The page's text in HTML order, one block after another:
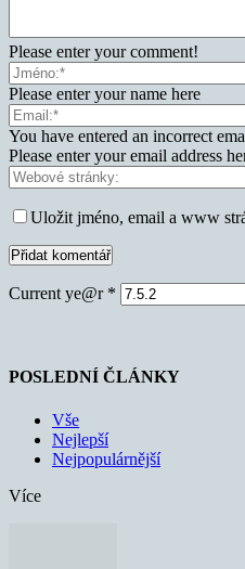
Please enter your comment!
Please enter your name here
You have entered an incorrect
Please enter your email address
Uložit jméno, email a www
Current ye@r *
POSLEDNÍ ČLÁNKY
Vše
Nejlepší
Nejpopulárnější
Více